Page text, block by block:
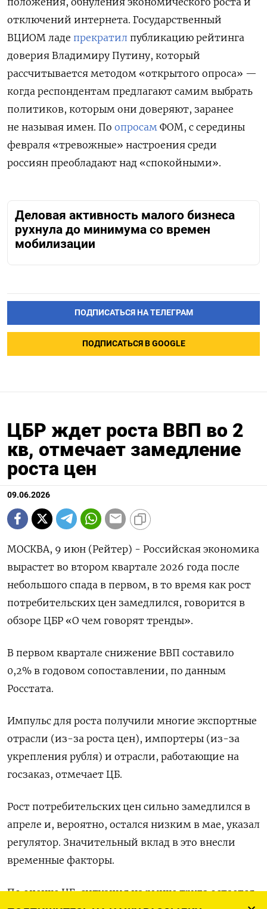
отключений интернета. Государственный
ВЦИОМ ладе прекратил публикацию рейтинга
доверия Владимиру Путину, который
рассчитывается методом «открытого опроса» —
когда респондентам предлагают самим выбрать
политиков, которым они доверяют, заранее
не называя имен. По опросам ФОМ, с середины
февраля «тревожные» настроения среди
россиян преобладают над «спокойными».
Деловая активность малого бизнеса
рухнула до минимума со времен
мобилизации
ПОДПИСАТЬСЯ НА ТЕЛЕГРАМ
ПОДПИСАТЬСЯ В GOOGLE
ЦБР ждет роста ВВП во 2
кв, отмечает замедление
роста цен
09.06.2026
МОСКВА, 9 июн (Рейтер) - Российская экономика
вырастет во втором квартале 2026 года после
небольшого спада в ‌первом, в то время как рост
потребительских цен замедлился, говорится в
обзоре ЦБР «О чем говорят тренды».
В ​первом квартале ​снижение ​ВВП составило
0,2% ⁠в годовом сопоставлении, по данным
‌Росстата.
Импульс для роста ‌получили многие экспортные
отрасли (из-за роста цен), импортеры (из-за
укрепления рубля) ​и отрасли, работающие на
госзаказ, отмечает ‌ЦБ.
Рост потребительских цен сильно замедлился в ​
апреле и, вероятно, остался низким в мае, ‌указал
регулятор. Значительный вклад в это внесли
временные факторы.
По оценке ЦБ, ситуация ​на рынке ​труда ‌остается